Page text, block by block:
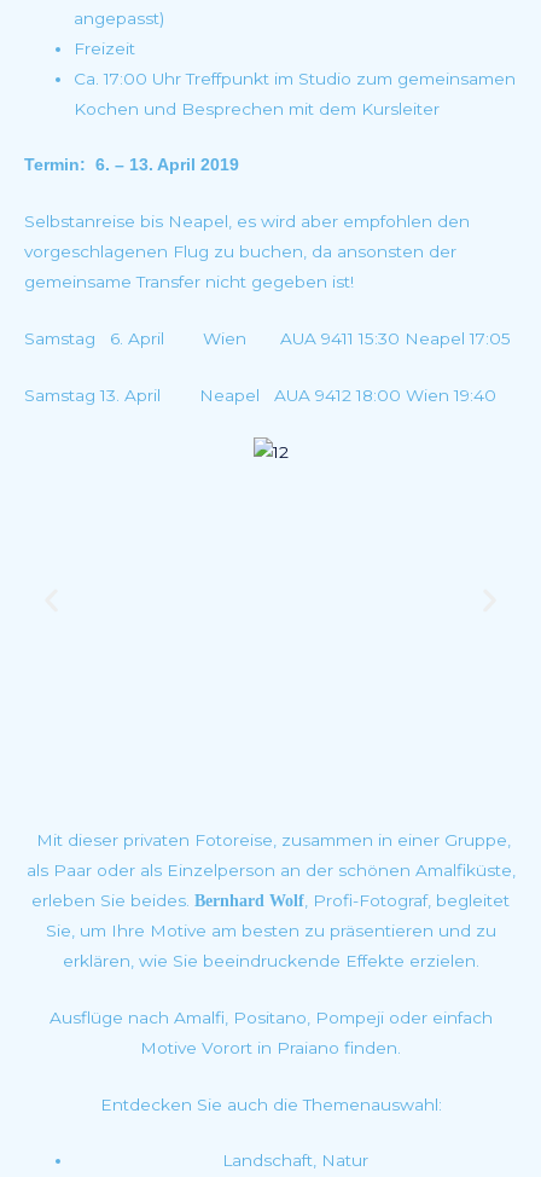
angepasst)
Freizeit
Ca. 17:00 Uhr Treffpunkt im Studio zum gemeinsamen
Kochen und Besprechen mit dem Kursleiter
Termin: 6. – 13. April 2019
Selbstanreise bis Neapel, es wird aber empfohlen den
vorgeschlagenen Flug zu buchen, da ansonsten der
gemeinsame Transfer nicht gegeben ist!
Samstag 6. April Wien AUA 9411 15:30 Neapel 17:05
Samstag 13. April Neapel AUA 9412 18:00 Wien 19:40
Mit dieser privaten Fotoreise, zusammen in einer Gruppe,
als Paar oder als Einzelperson an der schönen Amalfiküste,
erleben Sie beides. Bernhard Wolf , Profi-Fotograf, begleitet
Sie, um Ihre Motive am besten zu präsentieren und zu
erklären, wie Sie beeindruckende Effekte erzielen.
Ausflüge nach Amalfi, Positano, Pompeji oder einfach
Motive Vorort in Praiano finden.
Entdecken Sie auch die Themenauswahl:
Landschaft, Natur